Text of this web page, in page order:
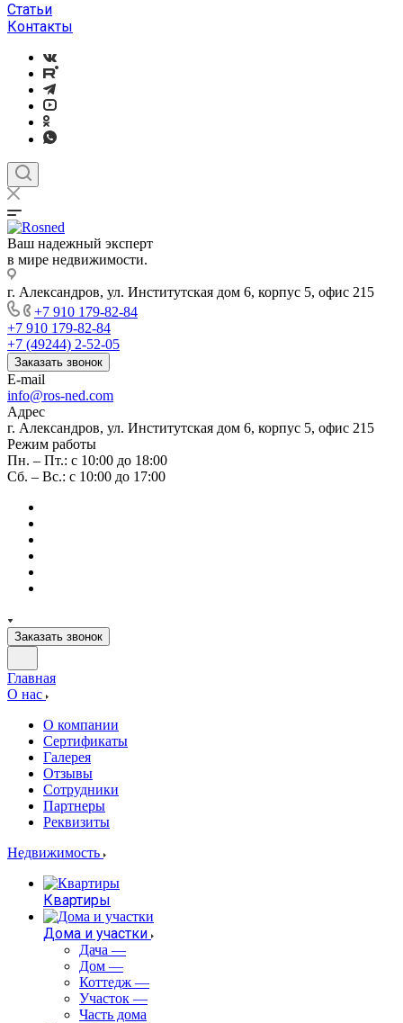
Статьи
Контакты
Ваш надежный эксперт
в мире недвижимости.
г. Александров, ул. Институтская дом 6, корпус 5, офис 215
+7 910 179-82-84
+7 910 179-82-84
+7 (49244) 2-52-05
Заказать звонок
E-mail
info@ros-ned.com
Адрес
г. Александров, ул. Институтская дом 6, корпус 5, офис 215
Режим работы
Пн. – Пт.: с 10:00 до 18:00
Сб. – Вс.: с 10:00 до 17:00
Заказать звонок
Главная
О нас
О компании
Сертификаты
Галерея
Отзывы
Сотрудники
Партнеры
Реквизиты
Недвижимость
Квартиры
Дома и участки
Дача —
Дом —
Коттедж —
Участок —
Часть дома